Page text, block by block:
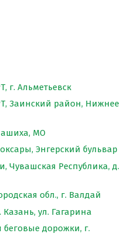
г. Альметьевск
Заинский район, Нижнее
МО
Энгерский бульвар
Чувашская Республика, д.
обл., г. Валдай
ул. Гагарина
дорожки, г.